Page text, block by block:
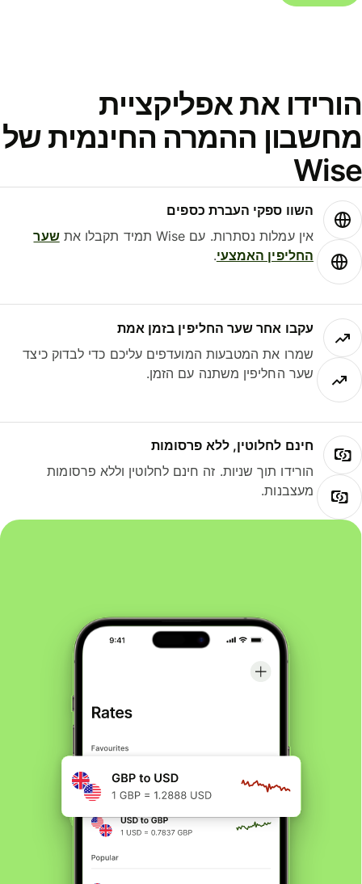
את אפליקציית
ההמרה החינמית של
השוו ספקי העברת כספים
אין עמלות נסתרות. עם Wise תמיד תקבלו את
שער
החליפין האמצעי.
עקבו אחר שער החליפין בזמן אמת
שמרו את המטבעות המועדפים עליכם כדי לבדוק כיצד
שער החליפין משתנה עם הזמן.
חינם לחלוטין, ללא פרסומות
הורידו תוך שניות. זה חינם לחלוטין וללא פרסומות
מעצבנות.